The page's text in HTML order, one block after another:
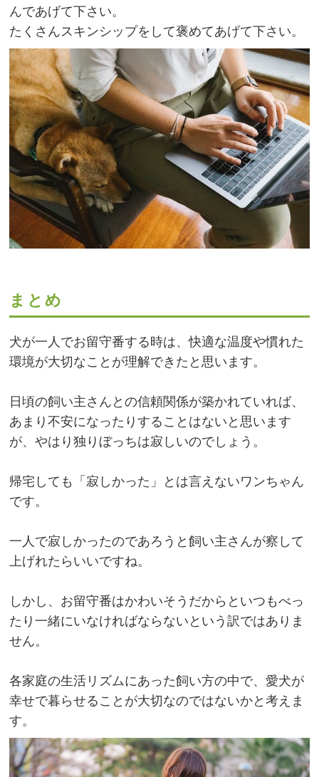
んであげて下さい。
たくさんスキンシップをして褒めてあげて下さい。
まとめ
犬が一人でお留守番する時は、快適な温度や慣れた
環境が大切なことが理解できたと思います。
日頃の飼い主さんとの信頼関係が築かれていれば、
あまり不安になったりすることはないと思います
が、やはり独りぼっちは寂しいのでしょう。
帰宅しても「寂しかった」とは言えないワンちゃん
です。
一人で寂しかったのであろうと飼い主さんが察して
上げれたらいいですね。
しかし、お留守番はかわいそうだからといつもべっ
たり一緒にいなければならないという訳ではありま
せん。
各家庭の生活リズムにあった飼い方の中で、愛犬が
幸せで暮らせることが大切なのではないかと考えま
す。